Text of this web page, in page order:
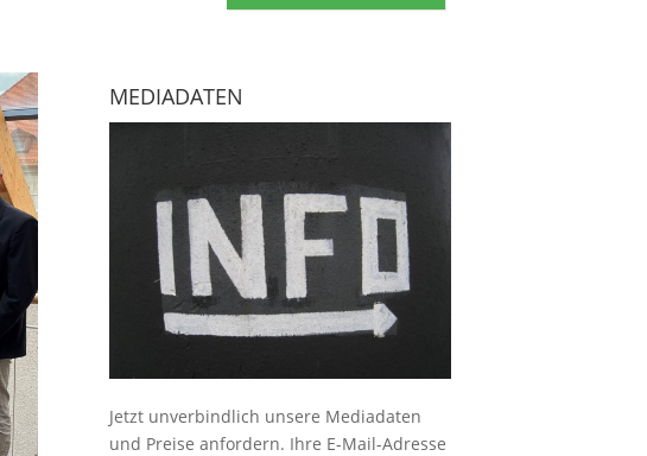
MEDIADATEN
Jetzt unverbindlich unsere Mediadaten
und Preise anfordern. Ihre E-Mail-Adresse